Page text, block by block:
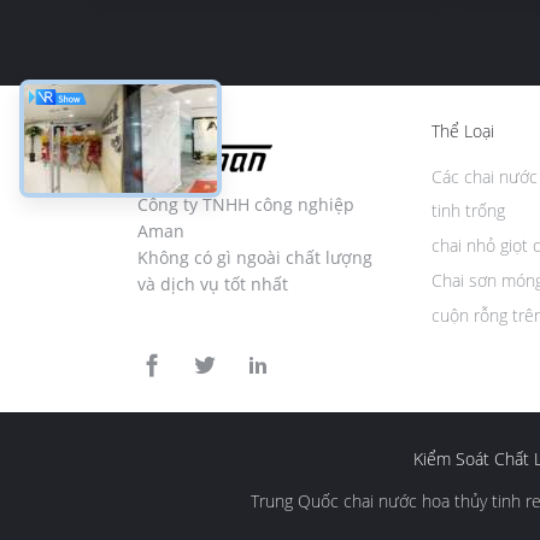
Công ty TNHH công nghiệp
Aman
Không có gì ngoài chất lượng
và dịch vụ tốt nhất
Thể Loại
cuộn rỗng
Các chai
tinh trống
chai nhỏ giọt
Chai sơn
Kiểm Soát Chất
Trung Quốc chai nước hoa thủy tinh